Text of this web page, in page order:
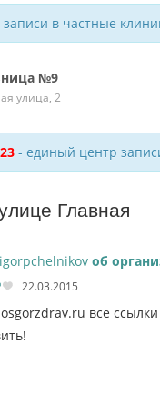
в частные
№9
улица, 2
- единый центр
Главная
об
22.03.2015
все